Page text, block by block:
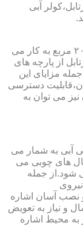
آبی
این نوع کولر ها معمولا برای فضا های کوچک تا ۲۰ مربع به کار می
از پارچه های
مزایای این
دسترسی
می توان به
آبی به شمار می
های چوبی می
شود.از جمله
آسان اشاره
و نیاز به تعویض
به محیط اشاره